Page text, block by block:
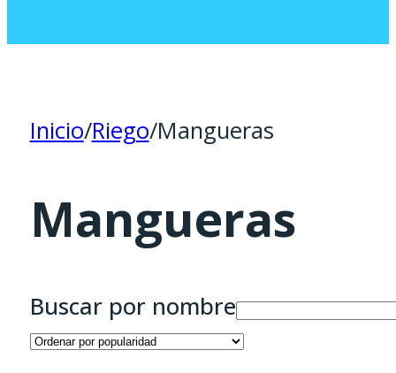
Inicio/Riego/Mangueras
Mangueras
Buscar por nombre